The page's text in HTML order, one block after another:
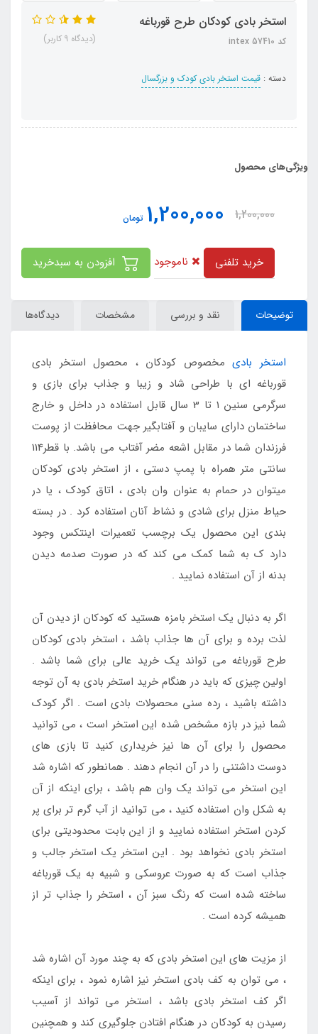
استخر بادی کودکان طرح قورباغه
کد intex 57410
دسته : قیمت استخر بادی کودک و بزرگسال
(دیدگاه 9 کاربر)
ویژگی‌های محصول
1,200,000
1,200,000 تومان
خرید تلفنی ناموجود
توضیحات نقد و بررسی مشخصات دیدگاه‌ها
استخر بادیمخصوص کودکان ، محصول استخر بادی
قورباغه ای با طراحی شاد و زیبا و جذاب برای بازی و
سرگرمی سنین 1 تا 3 سال قابل استفاده در داخل و خارج
ساختمان دارای سایبان و آفتابگیر جهت محافظت از پوست
فرزندان شما در مقابل اشعه مضر آفتاب می باشد. با قطر114
سانتی متر همراه با پمپ دستی ، از استخر بادی کودکان
میتوان در حمام به عنوان وان بادی ، اتاق کودک ، یا در
حیاط منزل برای شادی و نشاط آنان استفاده کرد . در بسته
بندی این محصول یک برچسب تعمیرات اینتکس وجود
دارد ک به شما کمک می کند که در صورت صدمه دیدن
بدنه از آن استفاده نمایید .
اگر به دنبال یک استخر بامزه هستید که کودکان از دیدن آن
لذت برده و برای آن ها جذاب باشد ، استخر بادی کودکان
طرح قورباغه می تواند یک خرید عالی برای شما باشد .
اولین چیزی که باید در هنگام خرید استخر بادی به آن توجه
داشته باشید ، رده سنی محصولات بادی است . اگر کودک
شما نیز در بازه مشخص شده این استخر است ، می توانید
محصول را برای آن ها نیز خریداری کنید تا بازی های
دوست داشتنی را در آن انجام دهند . همانطور که اشاره شد
این استخر می تواند یک وان هم باشد ، برای اینکه از آن
به شکل وان استفاده کنید ، می توانید از آب گرم تر برای پر
کردن استخر استفاده نمایید و از این بابت محدودیتی برای
استخر بادی نخواهد بود . این استخر یک استخر جالب و
جذاب است که به صورت عروسکی و شبیه به یک قورباغه
ساخته شده است که رنگ سبز آن ، استخر را جذاب تر از
همیشه کرده است .
از مزیت های این استخر بادی که به چند مورد آن اشاره شد
، می توان به کف بادی استخر نیز اشاره نمود ، برای اینکه
اگر کف استخر بادی باشد ، استخر می تواند از آسیب
رسیدن به کودکان در هنگام افتادن جلوگیری کند و همچنین